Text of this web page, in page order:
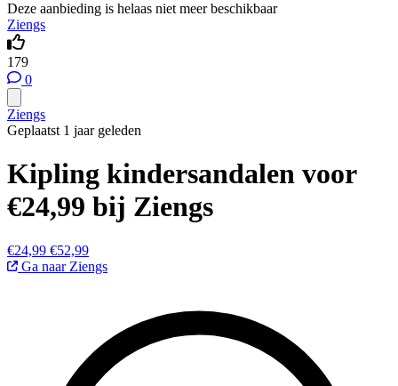
Deze aanbieding is helaas niet meer beschikbaar
Ziengs
179
0
Ziengs
Geplaatst 1 jaar geleden
Kipling kindersandalen voor
€24,99 bij Ziengs
€24,99 €52,99
Ga naar Ziengs